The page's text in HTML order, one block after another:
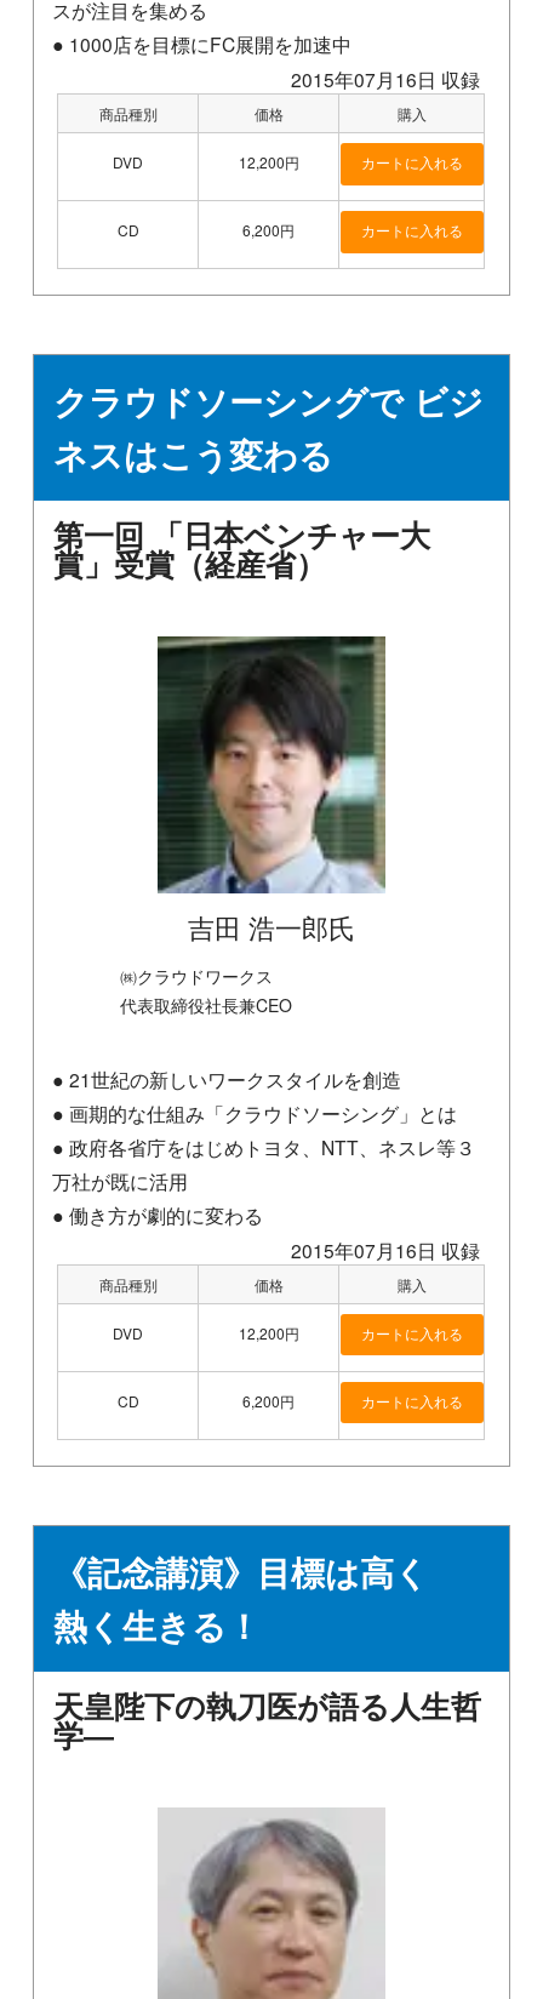
スが注目を集める
● 1000店を目標にFC展開を加速中
2015年07月16日 収録
商品種別 価格 購入
DVD 12,200円
CD 6,200円
クラウドソーシングで ビジ
ネスはこう変わる
第一回 「日本ベンチャー大
賞」受賞（経産省）
吉田 浩一郎氏
㈱クラウドワークス
代表取締役社長兼CEO
● 21世紀の新しいワークスタイルを創造
● 画期的な仕組み「クラウドソーシング」とは
● 政府各省庁をはじめトヨタ、NTT、ネスレ等３
万社が既に活用
● 働き方が劇的に変わる
2015年07月16日 収録
商品種別 価格 購入
DVD 12,200円
CD 6,200円
《記念講演》目標は高く
熱く生きる！
天皇陛下の執刀医が語る人生哲
学―